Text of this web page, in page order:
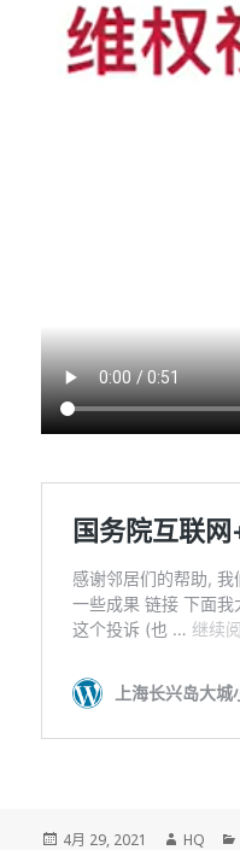
发
4月 29, 2021 作
HQ